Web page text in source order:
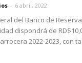
- 6 abril, 2022
del Banco de
dispondrá de
2022-2023, con